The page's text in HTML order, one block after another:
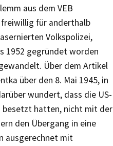
aus dem VEB
freiwillig für anderthalb
Volkspolizei,
1952 gegründet worden
Über dem Artikel
über den 8. Mai 1945, in
wundert, dass die US-
besetzt hatten, nicht mit der
den Übergang in eine
ausgerechnet mit